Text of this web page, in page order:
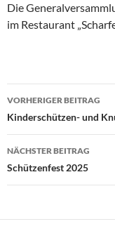
Die
im Restaurant
VORHERIGER BEITRAG
Kinderschützen- und
NÄCHSTER BEITRAG
Schützenfest 2025